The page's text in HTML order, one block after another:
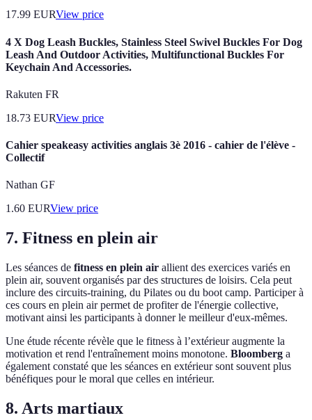
17.99 EURView price
4 X Dog Leash Buckles, Stainless Steel Swivel Buckles For Dog
Leash And Outdoor Activities, Multifunctional Buckles For
Keychain And Accessories.
Rakuten FR
18.73 EURView price
Cahier speakeasy activities anglais 3è 2016 - cahier de l'élève -
Collectif
Nathan GF
1.60 EURView price
7. Fitness en plein air
Les séances de fitness en plein air allient des exercices variés en
plein air, souvent organisés par des structures de loisirs. Cela peut
inclure des circuits-training, du Pilates ou du boot camp. Participer à
ces cours en plein air permet de profiter de l'énergie collective,
motivant ainsi les participants à donner le meilleur d'eux-mêmes.
Une étude récente révèle que le fitness à l’extérieur augmente la
motivation et rend l'entraînement moins monotone. Bloomberg a
également constaté que les séances en extérieur sont souvent plus
bénéfiques pour le moral que celles en intérieur.
8. Arts martiaux